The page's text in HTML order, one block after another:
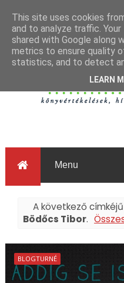
A következő
Bödőcs Tibor.
BLOGTURNÉ
This site uses cookies
and to analyze traffic.
shared with Google along
metrics to ensure quality
statistics, and to detect
LEARN